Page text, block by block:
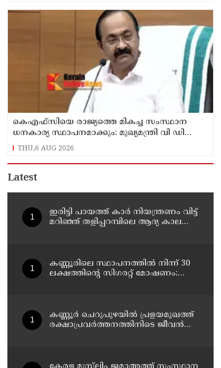
കെഎഫ്‌സിയെ രാജ്യത്തെ മികച്ച സംസ്ഥാന
ധനകാര്യ സ്ഥാപനമാക്കും: മുഖ്യമന്ത്രി വി ഡി
സതീശൻ
THU,6 AUG 2026
Latest
ഇരിട്ടി പായത്ത് കാർ നിയന്ത്രണം വിട്ട്
മറിഞ്ഞ് തളിപ്പറമ്പിലെ ആദ്യ കാല
കണ്ണൂരിലെ സ്ഥാപനത്തിൽ നിന്ന് 30
ലക്ഷത്തിന്റെ സിഗരറ്റ് മോഷണം:
കണ്ണൂർ ചെറുപുഴയിൽ പ്രളയമുഖത്ത്
രക്ഷാപ്രവർത്തനത്തിനിടെ ജീവൻ